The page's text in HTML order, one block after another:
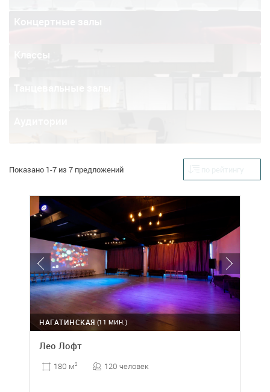
Классы
Показано 1-7 из 7 предложений
(11 МИН.)
НАГАТИНСКАЯ
Лео Лофт
180 м2 120 человек